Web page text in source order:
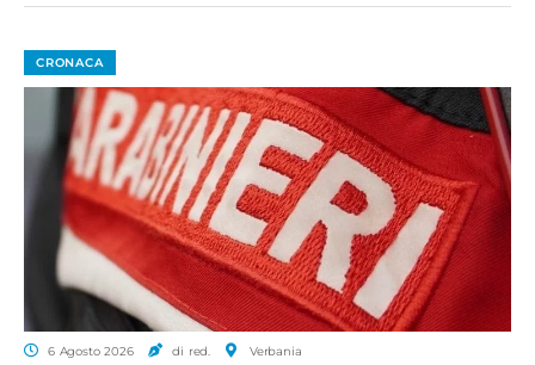
CRONACA
6 Agosto 2026 di red. Verbania